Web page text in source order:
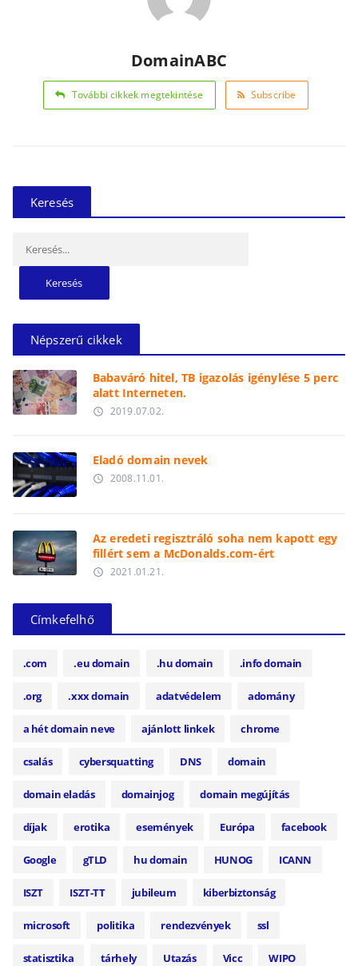
DomainABC
További cikkek megtekintése Subscribe
Keresés
Népszerű cikkek
Babaváró hitel, TB igazolás igénylése 5 perc
alatt Interneten.
access_time 2019.07.02.
Eladó domain nevek
access_time 2008.11.01.
Az eredeti regisztráló soha nem kapott egy
fillért sem a McDonalds.com-ért
access_time 2021.01.21.
Címkefelhő
.com .eu domain .hu domain .info domain
.org .xxx domain adatvédelem adomány
a hét domain neve ajánlott linkek chrome
csalás cybersquatting DNS domain
domain eladás domainjog domain megújítás
díjak erotika események Európa facebook
Google gTLD hu domain HUNOG ICANN
ISZT ISZT-TT jubileum kiberbiztonság
microsoft politika rendezvények ssl
statisztika tárhely Utazás Vicc WIPO